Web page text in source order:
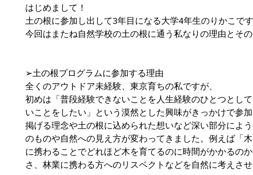
またね村の日常 その他
はじめまして！
土の根に参加し出して3年目になる大学4年生のりかこです
今回はまたね自然学校の土の根に通う私なりの理由とその
➢土の根プログラムに参加する理由
全くのアウトドア未経験、東京育ちの私ですが、
初めは「普段経験できないことを人生経験のひとつとし
いことをしたい」という漠然とした興味がきっかけで参
掲げる理念や土の根に込められた想いなど深い部分によ
のものや自然への見え方が変わってきました。例えば「
に携わることでどれほど木を育てるのに時間がかかるの
さ、林業に携わる方へのリスペクトなどを自然に考えさ